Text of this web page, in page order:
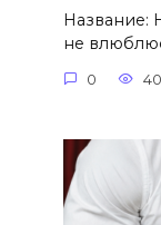
Название:
не
0 40